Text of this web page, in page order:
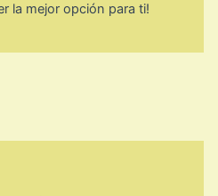
la mejor opción para ti!